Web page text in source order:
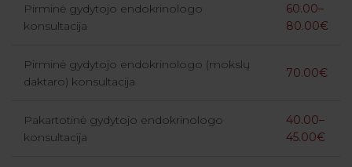
Pirminė gydytojo endokrinologo
konsultacija
60.00–
80.00€
Pirminė gydytojo endokrinologo (mokslų
daktaro) konsultacija
70.00€
Pakartotinė gydytojo endokrinologo
konsultacija
40.00–
45.00€